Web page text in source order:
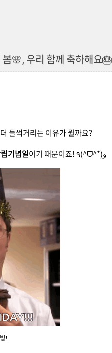
봄🌸, 우리 함께 축하해요🎂
들썩거리는 이유가 뭘까요?
기념일 이기 때문이죠! ٩(^ᗜ^*)و
!